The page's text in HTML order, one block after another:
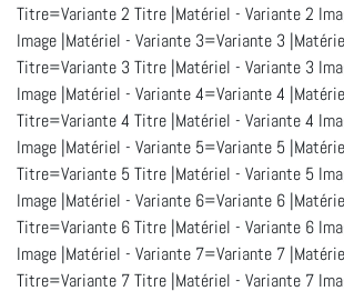
Titre=Variante 2 Titre |Matériel - Variante 2
Image |Matériel - Variante 3=Variante 3
Titre=Variante 3 Titre |Matériel - Variante 3
Image |Matériel - Variante 4=Variante 4
Titre=Variante 4 Titre |Matériel - Variante 4
Image |Matériel - Variante 5=Variante 5
Titre=Variante 5 Titre |Matériel - Variante 5
Image |Matériel - Variante 6=Variante 6
Titre=Variante 6 Titre |Matériel - Variante 6
Image |Matériel - Variante 7=Variante 7
Titre=Variante 7 Titre |Matériel - Variante 7